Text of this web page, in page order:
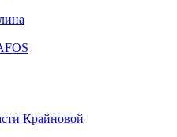
Крайновой